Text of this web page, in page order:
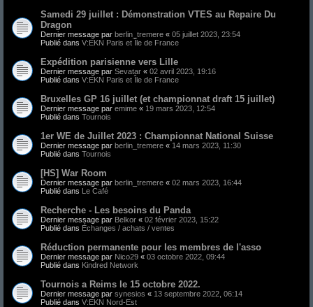
Samedi 29 juillet : Démonstration VTES au Repaire Du
Dragon
Dernier message par berlin_tremere « 05 juillet 2023, 23:54
Publié dans V:EKN Paris et Île de France
Expédition parisienne vers Lille
Dernier message par Sevatar « 02 avril 2023, 19:16
Publié dans V:EKN Paris et Île de France
Bruxelles GP 16 juillet (et championnat draft 15 juillet)
Dernier message par emime « 19 mars 2023, 12:54
Publié dans Tournois
1er WE de Juillet 2023 : Championnat National Suisse
Dernier message par berlin_tremere « 14 mars 2023, 11:30
Publié dans Tournois
[HS] War Room
Dernier message par berlin_tremere « 02 mars 2023, 16:44
Publié dans Le Café
Recherche - Les besoins du Panda
Dernier message par Belkor « 02 février 2023, 15:22
Publié dans Échanges / achats / ventes
Réduction permanente pour les membres de l'asso
Dernier message par Nico29 « 03 octobre 2022, 09:44
Publié dans Kindred Network
Tournois a Reims le 15 octobre 2022.
Dernier message par synesios « 13 septembre 2022, 06:14
Publié dans V:EKN Nord-Est